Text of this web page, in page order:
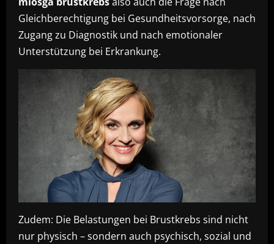
Gleichberechtigung bei Gesundheitsvorsorge, nach
Zugang zu Diagnostik und nach emotionaler
Unterstützung bei Erkrankung.
Zudem: Die Belastungen bei Brustkrebs sind nicht
nur physisch – sondern auch psychisch, sozial und